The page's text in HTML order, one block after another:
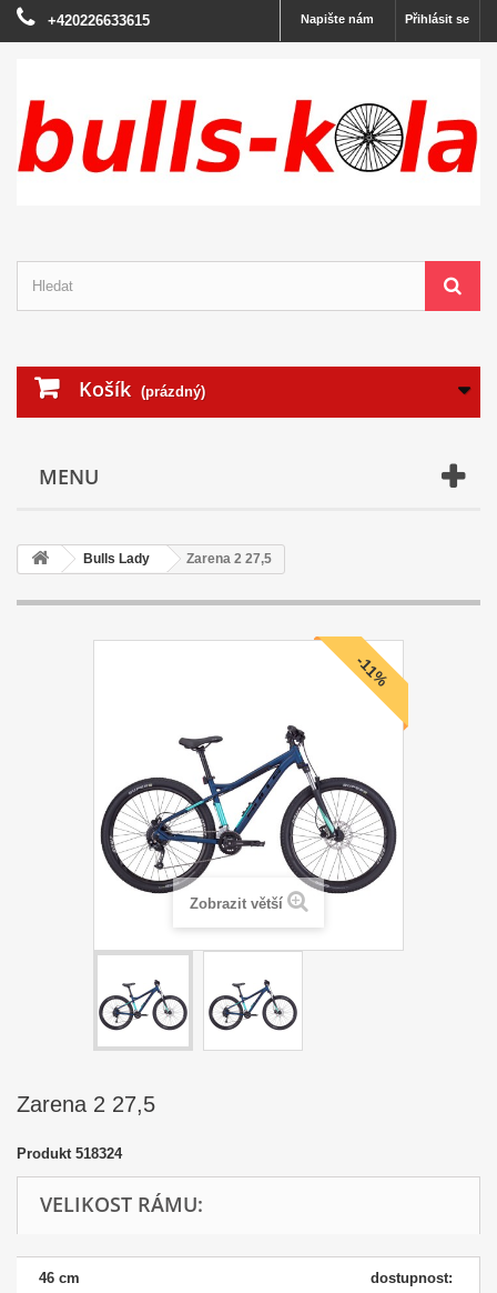
Přihlásit se
Napište nám
+420226633615
Košík (prázdný)
MENU
Bulls Lady Zarena 2 27,5
-11%
Zobrazit větší
Zarena 2 27,5
Produkt 518324
VELIKOST RÁMU:
46 cm dostupnost: